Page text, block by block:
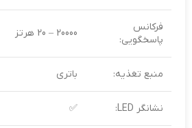
فرکانس
پاسخگویی:
20000 – 20 هرتز
منبع تغذیه: باتری
نشانگر LED: ✅